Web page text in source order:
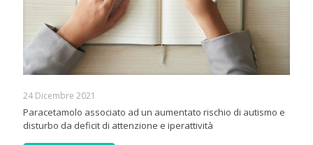
24 Dicembre 2021
Paracetamolo associato ad un aumentato rischio di autismo e
disturbo da deficit di attenzione e iperattività